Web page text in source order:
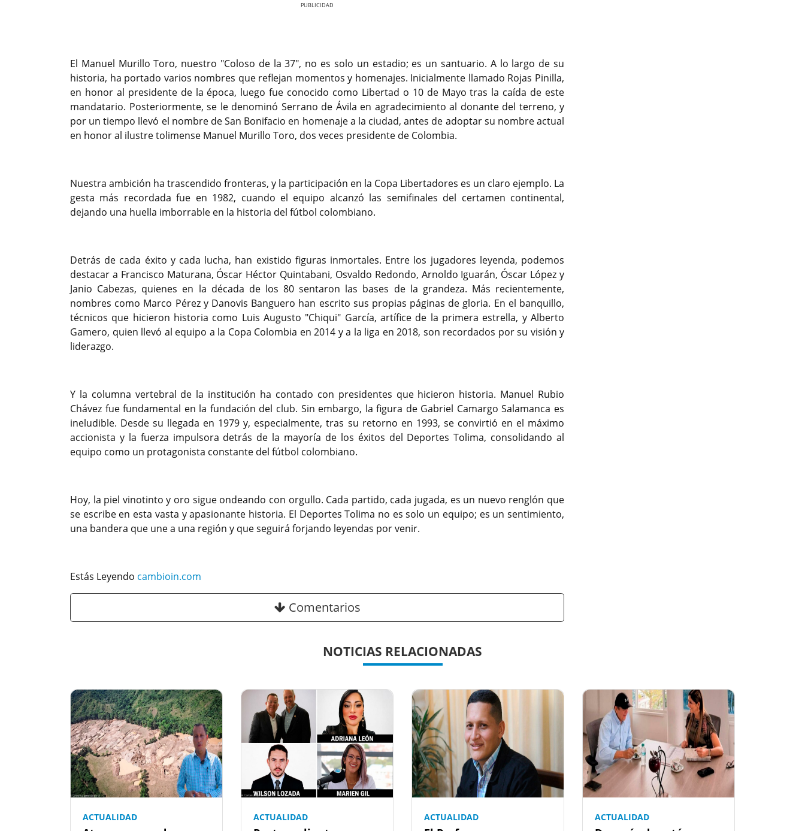
El Manuel Murillo Toro, nuestro "Coloso de la 37", no es solo un estadio; es un santuario. A lo largo de su
historia, ha portado varios nombres que reflejan momentos y homenajes. Inicialmente llamado Rojas Pinilla,
en honor al presidente de la época, luego fue conocido como Libertad o 10 de Mayo tras la caída de este
mandatario. Posteriormente, se le denominó Serrano de Ávila en agradecimiento al donante del terreno, y
por un tiempo llevó el nombre de San Bonifacio en homenaje a la ciudad, antes de adoptar su nombre actual
en honor al ilustre tolimense Manuel Murillo Toro, dos veces presidente de Colombia.
Nuestra ambición ha trascendido fronteras, y la participación en la Copa Libertadores es un claro ejemplo. La
gesta más recordada fue en 1982, cuando el equipo alcanzó las semifinales del certamen continental,
dejando una huella imborrable en la historia del fútbol colombiano.
Detrás de cada éxito y cada lucha, han existido figuras inmortales. Entre los jugadores leyenda, podemos
destacar a Francisco Maturana, Óscar Héctor Quintabani, Osvaldo Redondo, Arnoldo Iguarán, Óscar López y
Janio Cabezas, quienes en la década de los 80 sentaron las bases de la grandeza. Más recientemente,
nombres como Marco Pérez y Danovis Banguero han escrito sus propias páginas de gloria. En el banquillo,
técnicos que hicieron historia como Luis Augusto "Chiqui" García, artífice de la primera estrella, y Alberto
Gamero, quien llevó al equipo a la Copa Colombia en 2014 y a la liga en 2018, son recordados por su visión y
liderazgo.
Y la columna vertebral de la institución ha contado con presidentes que hicieron historia. Manuel Rubio
Chávez fue fundamental en la fundación del club. Sin embargo, la figura de Gabriel Camargo Salamanca es
ineludible. Desde su llegada en 1979 y, especialmente, tras su retorno en 1993, se convirtió en el máximo
accionista y la fuerza impulsora detrás de la mayoría de los éxitos del Deportes Tolima, consolidando al
equipo como un protagonista constante del fútbol colombiano.
Hoy, la piel vinotinto y oro sigue ondeando con orgullo. Cada partido, cada jugada, es un nuevo renglón que
se escribe en esta vasta y apasionante historia. El Deportes Tolima no es solo un equipo; es un sentimiento,
una bandera que une a una región y que seguirá forjando leyendas por venir.
Estás Leyendo cambioin.com
Comentarios
NOTICIAS RELACIONADAS
ACTUALIDAD ACTUALIDAD ACTUALIDAD ACTUALIDAD